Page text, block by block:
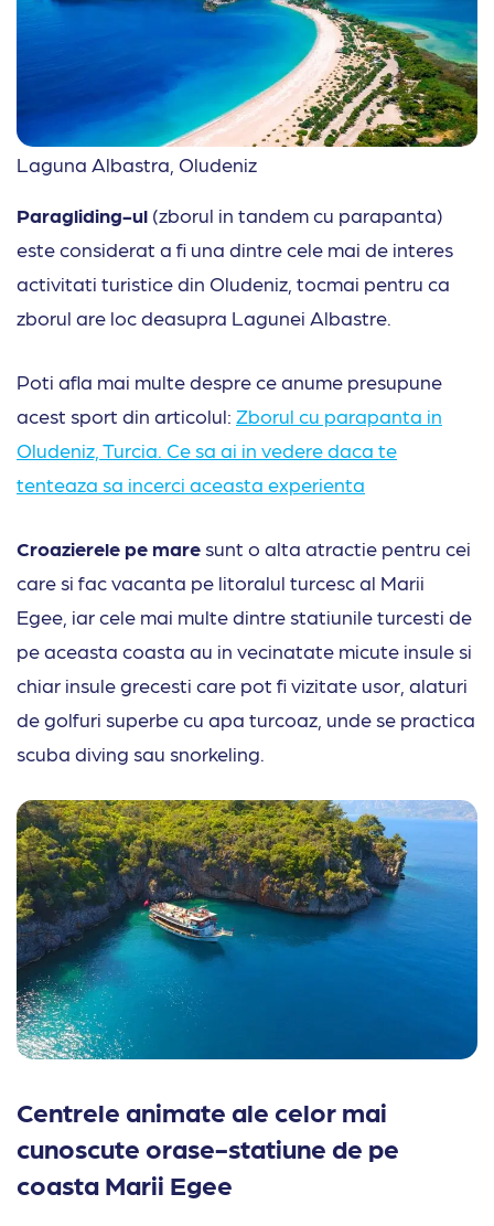
Laguna Albastra, Oludeniz
Paragliding-ul (zborul in tandem cu parapanta)
este considerat a fi una dintre cele mai de interes
activitati turistice din Oludeniz, tocmai pentru ca
zborul are loc deasupra Lagunei Albastre.
Poti afla mai multe despre ce anume presupune
acest sport din articolul: Zborul cu parapanta in
Oludeniz, Turcia. Ce sa ai in vedere daca te
tenteaza sa incerci aceasta experienta
Croazierele pe mare sunt o alta atractie pentru cei
care si fac vacanta pe litoralul turcesc al Marii
Egee, iar cele mai multe dintre statiunile turcesti de
pe aceasta coasta au in vecinatate micute insule si
chiar insule grecesti care pot fi vizitate usor, alaturi
de golfuri superbe cu apa turcoaz, unde se practica
scuba diving sau snorkeling.
Centrele animate ale celor mai
cunoscute orase-statiune de pe
coasta Marii Egee